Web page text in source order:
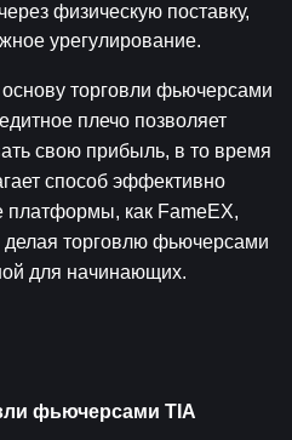
физическую поставку,
урегулирование.
торговли фьючерсами
плечо позволяет
свою прибыль, в то время
способ эффективно
платформы, как FameEX,
торговлю фьючерсами
для начинающих.
фьючерсами TIA